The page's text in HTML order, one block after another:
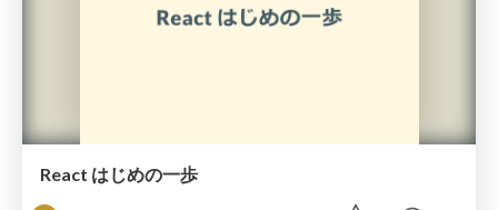
React はじめの一歩